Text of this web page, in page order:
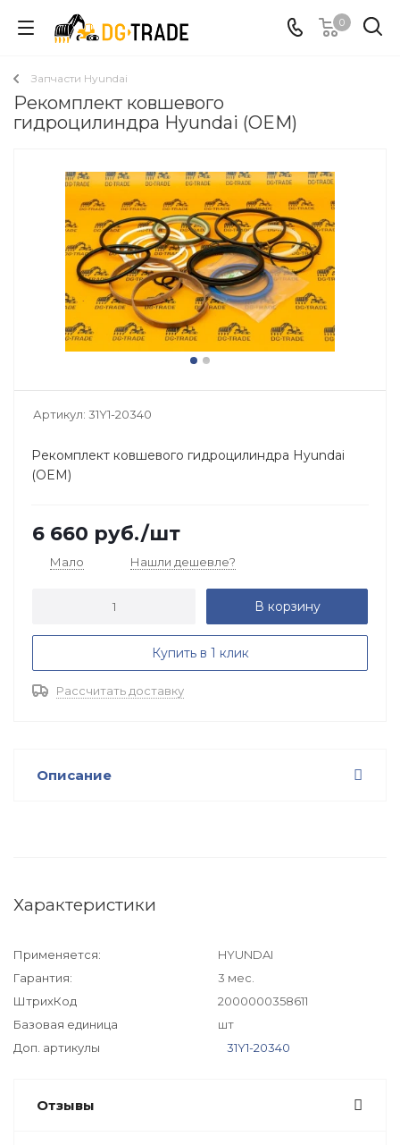
0
Запчасти Hyundai
Рекомплект ковшевого
гидроцилиндра Hyundai (OEM)
Артикул: 31Y1-20340
Рекомплект ковшевого гидроцилиндра Hyundai
(OEM)
6 660 руб./шт
Мало Нашли дешевле?
В корзину
Купить в 1 клик
Рассчитать доставку
Описание
Характеристики
Применяется:
HYUNDAI
Гарантия:
3 мес.
ШтрихКод
2000000358611
Базовая единица
шт
Доп. артикулы
31Y1-20340
Отзывы